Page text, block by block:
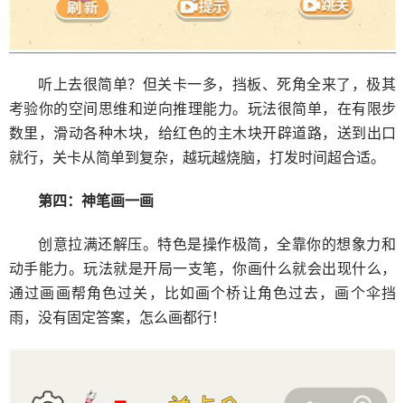
听上去很简单？但关卡一多，挡板、死角全来了，极其
考验你的空间思维和逆向推理能力。玩法很简单，在有限步
数里，滑动各种木块，给红色的主木块开辟道路，送到出口
就行，关卡从简单到复杂，越玩越烧脑，打发时间超合适。
第四：神笔画一画
创意拉满还解压。特色是操作极简，全靠你的想象力和
动手能力。玩法就是开局一支笔，你画什么就会出现什么，
通过画画帮角色过关，比如画个桥让角色过去，画个伞挡
雨，没有固定答案，怎么画都行！